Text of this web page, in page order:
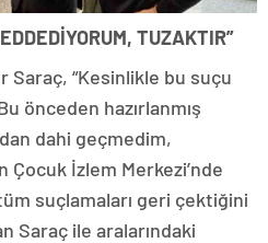
TUZAKTIR”
Saraç, “Kesinlikle bu suçu
önceden hazırlanmış
dahi geçmedim,
Çocuk İzlem Merkezi’nde
suçlamaları geri çektiğini
Saraç ile aralarındaki